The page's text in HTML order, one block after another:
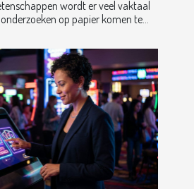
wordt er veel vaktaal
op papier komen te...